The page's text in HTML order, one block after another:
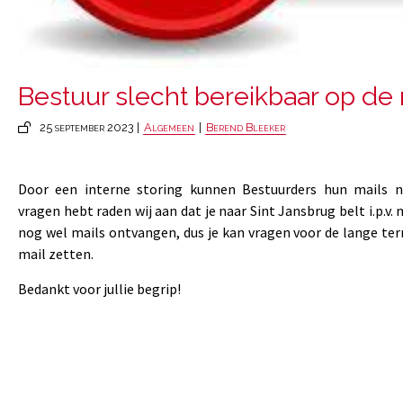
Bestuur slecht bereikbaar op de
25 september 2023 | Algemeen Berend Bleeker
Door een interne storing kunnen Bestuurders hun mails
vragen hebt raden wij aan dat je naar Sint Jansbrug belt i.p.v.
nog wel mails ontvangen, dus je kan vragen voor de lange
mail zetten.
Bedankt voor jullie begrip!